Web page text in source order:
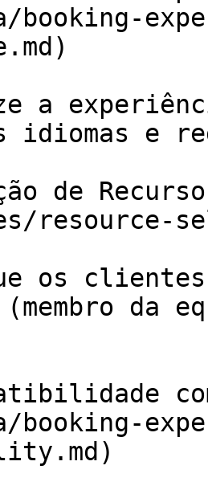
booking-
a
idiomas e
de
resource-
os
da
booking-